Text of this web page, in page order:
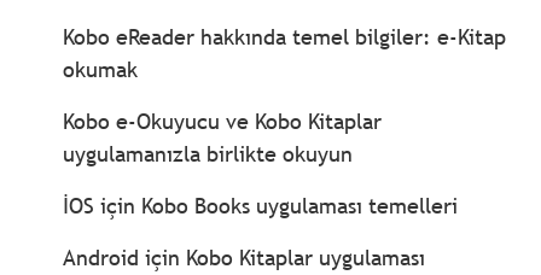
Kobo eReader hakkında temel bilgiler: e-Kitap
okumak
Kobo e-Okuyucu ve Kobo Kitaplar
uygulamanızla birlikte okuyun
İOS için Kobo Books uygulaması temelleri
Android için Kobo Kitaplar uygulaması